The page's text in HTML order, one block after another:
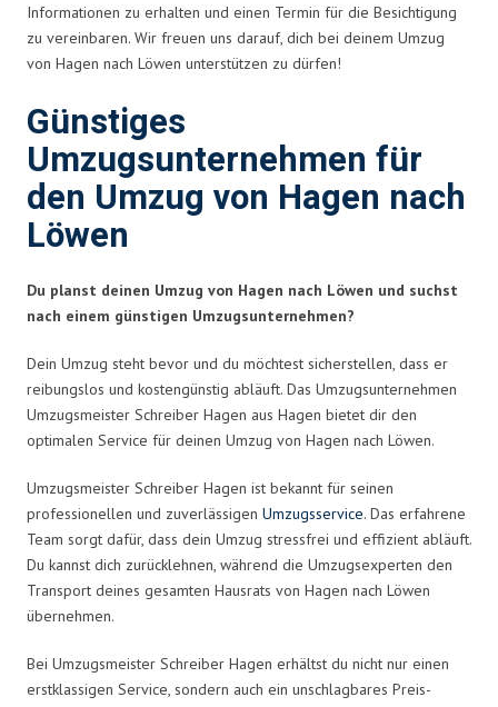
Informationen zu erhalten und einen Termin für die Besichtigung
zu vereinbaren. Wir freuen uns darauf, dich bei deinem Umzug
von Hagen nach Löwen unterstützen zu dürfen!
Günstiges
Umzugsunternehmen für
den Umzug von Hagen nach
Löwen
Du planst deinen Umzug von Hagen nach Löwen und suchst
nach einem günstigen Umzugsunternehmen?
Dein Umzug steht bevor und du möchtest sicherstellen, dass er
reibungslos und kostengünstig abläuft. Das Umzugsunternehmen
Umzugsmeister Schreiber Hagen aus Hagen bietet dir den
optimalen Service für deinen Umzug von Hagen nach Löwen.
Umzugsmeister Schreiber Hagen ist bekannt für seinen
professionellen und zuverlässigen Umzugsservice. Das erfahrene
Team sorgt dafür, dass dein Umzug stressfrei und effizient abläuft.
Du kannst dich zurücklehnen, während die Umzugsexperten den
Transport deines gesamten Hausrats von Hagen nach Löwen
übernehmen.
Bei Umzugsmeister Schreiber Hagen erhältst du nicht nur einen
erstklassigen Service, sondern auch ein unschlagbares Preis-